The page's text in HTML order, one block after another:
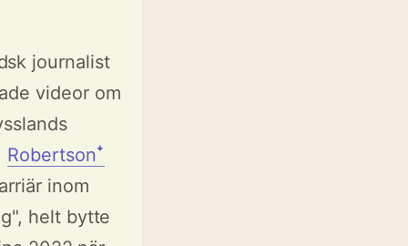
journalist
videor om
Robertsonꜜ
inom
helt bytte